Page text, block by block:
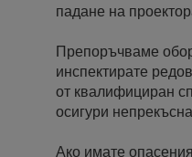
падане на
Препоръчваме
инспектирате
от квалифициран
осигури
Ако имате